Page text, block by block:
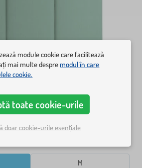
M
module cookie care facilitează
mai multe despremodul în care
cookie.
toate cookie-urile
doar cookie-urile esențiale